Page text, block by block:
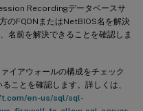
Recordingデータベースサ
のFQDNまたはNetBIOS名を解決
名前を解決できることを確認しま
イアウォールの構成をチェック
ことを確認します。詳しくは、
en-us/sql/sql-